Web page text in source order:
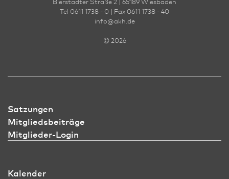
Tel 0611 1738 - 0 | Fax 0611 1738 - 40
info@akh.de
© 2026
Satzungen
Mitgliedsbeiträge
Mitglieder-Login
Kalender